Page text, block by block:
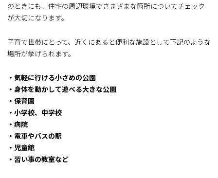
のときにも、住宅の周辺環境でさまざまな箇所についてチェック
が大切になります。
子育て世帯にとって、近くにあると便利な施設として下記のような
場所が挙げられます。
・気軽に行ける小さめの公園
・身体を動かして遊べる大きな公園
・保育園
・小学校、中学校
・病院
・電車やバスの駅
・児童館
・習い事の教室など